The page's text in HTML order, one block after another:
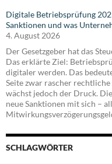
Digitale Betriebsprüfung
Sanktionen und was
4. August 2026
Der Gesetzgeber hat das
Das erklärte Ziel:
digitaler werden. Das
Seite zwar rascher
wächst jedoch der Druck.
neue Sanktionen mit sich –
SCHLAGWÖRTER